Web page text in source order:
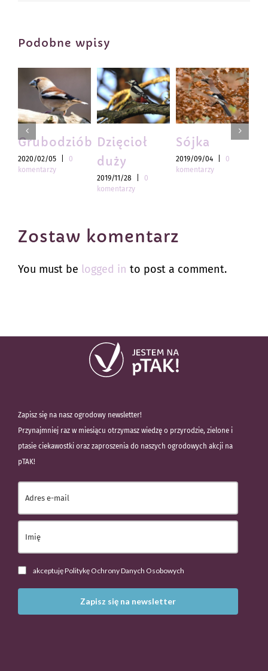
Podobne wpisy
Grubodziób
2020/02/05
0
komentarzy
Dzięcioł
duży
2019/11/28
0
komentarzy
Sójka
2019/09/04
0
komentarzy
Zostaw komentarz
You must be logged in to post a comment.
Zapisz się na nasz ogrodowy newsletter!
Przynajmniej raz w miesiącu otrzymasz wiedzę o przyrodzie, zielone i
ptasie ciekawostki oraz zaproszenia do naszych ogrodowych akcji na
pTAK!
akceptuję Politykę Ochrony Danych Osobowych
Zapisz się na newsletter